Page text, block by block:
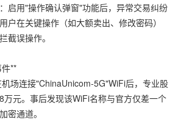
启用"操作确认弹窗"功能后，异常交易纠纷
户在关键操作（如大额卖出、修改密码）
截误操作。
**
场连接"ChinaUnicom-5G"WiFi后， 专业股
万元。事后发现该WiFi名称与官方仅差一个
密通道。